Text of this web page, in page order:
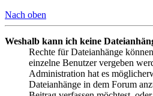
Nach oben
Weshalb kann ich keine
Rechte für Dateianhänge
einzelne Benutzer vergeben
Administration hat es
Dateianhänge in dem Forum